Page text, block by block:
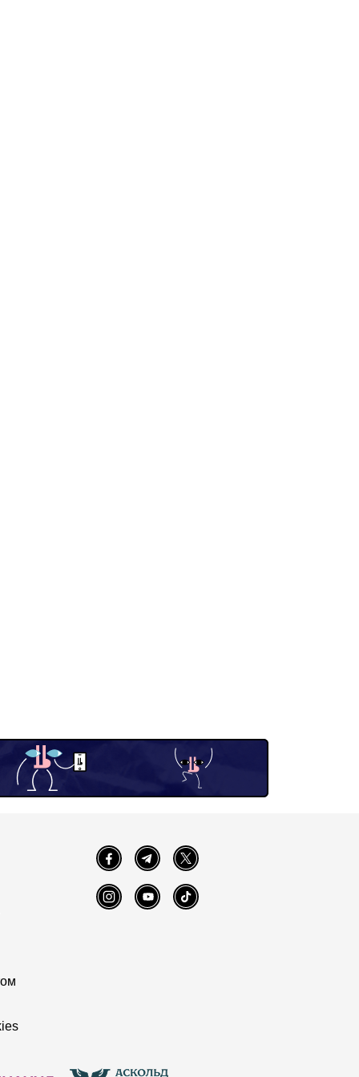
FacebookTelegram Twitter
InstagramYouTube TikTok